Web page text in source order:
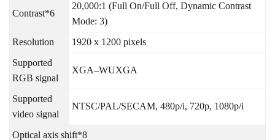
Contrast*6
20,000:1 (Full On/Full Off, Dynamic Contrast
Mode: 3)
Resolution
1920 x 1200 pixels
Supported
RGB signal
XGA–WUXGA
Supported
video signal
NTSC/PAL/SECAM, 480p/i, 720p, 1080p/i
Optical axis shift*8